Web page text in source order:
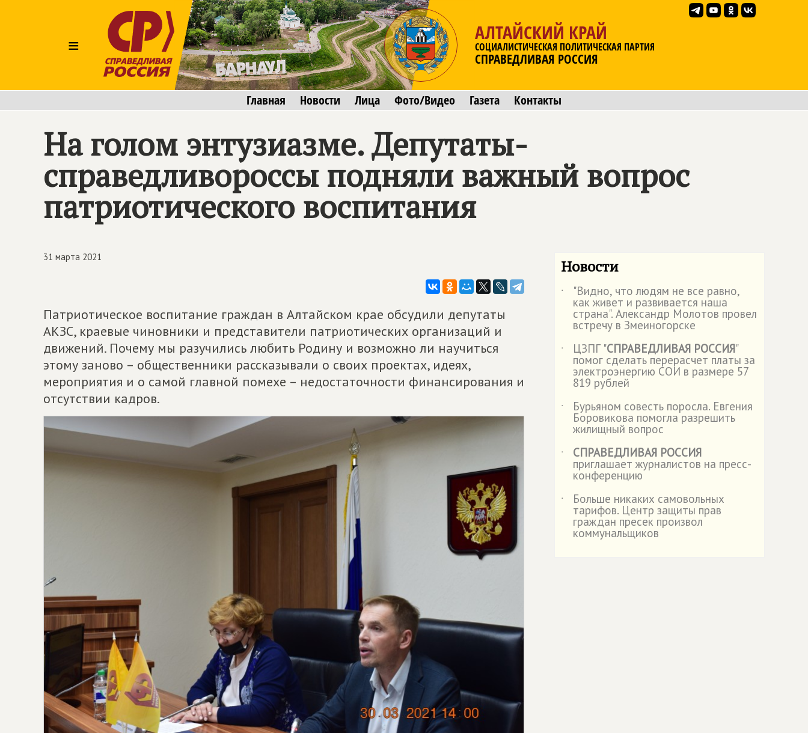
≡
АЛТАЙСКИЙ КРАЙ
СОЦИАЛИСТИЧЕСКАЯ ПОЛИТИЧЕСКАЯ ПАРТИЯ
СПРАВЕДЛИВАЯ РОССИЯ
Главная Новости Лица Фото/Видео Газета Контакты
На голом энтузиазме. Депутаты-
справедливороссы подняли важный вопрос
патриотического воспитания
31 марта 2021
Патриотическое воспитание граждан в Алтайском крае обсудили депутаты
АКЗС, краевые чиновники и представители патриотических организаций и
движений. Почему мы разучились любить Родину и возможно ли научиться
этому заново – общественники рассказывали о своих проектах, идеях,
мероприятия и о самой главной помехе – недостаточности финансирования и
отсутствии кадров.
Новости
˙ "Видно, что людям не все равно,
как живет и развивается наша
страна". Александр Молотов провел
встречу в Змеиногорске
˙
ЦЗПГ "СПРАВЕДЛИВАЯ РОССИЯ"
помог сделать перерасчет платы за
электроэнергию СОИ в размере 57
819 рублей
˙
Бурьяном совесть поросла. Евгения
Боровикова помогла разрешить
жилищный вопрос
˙
СПРАВЕДЛИВАЯ РОССИЯ
приглашает журналистов на пресс-
конференцию
˙
Больше никаких самовольных
тарифов. Центр защиты прав
граждан пресек произвол
коммунальщиков